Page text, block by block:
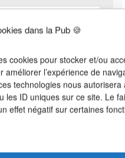
dans la Pub 🍪
cookies pour stocker et/ou
l’expérience de
technologies nous
les ID uniques sur ce site. Le
effet négatif sur certaines